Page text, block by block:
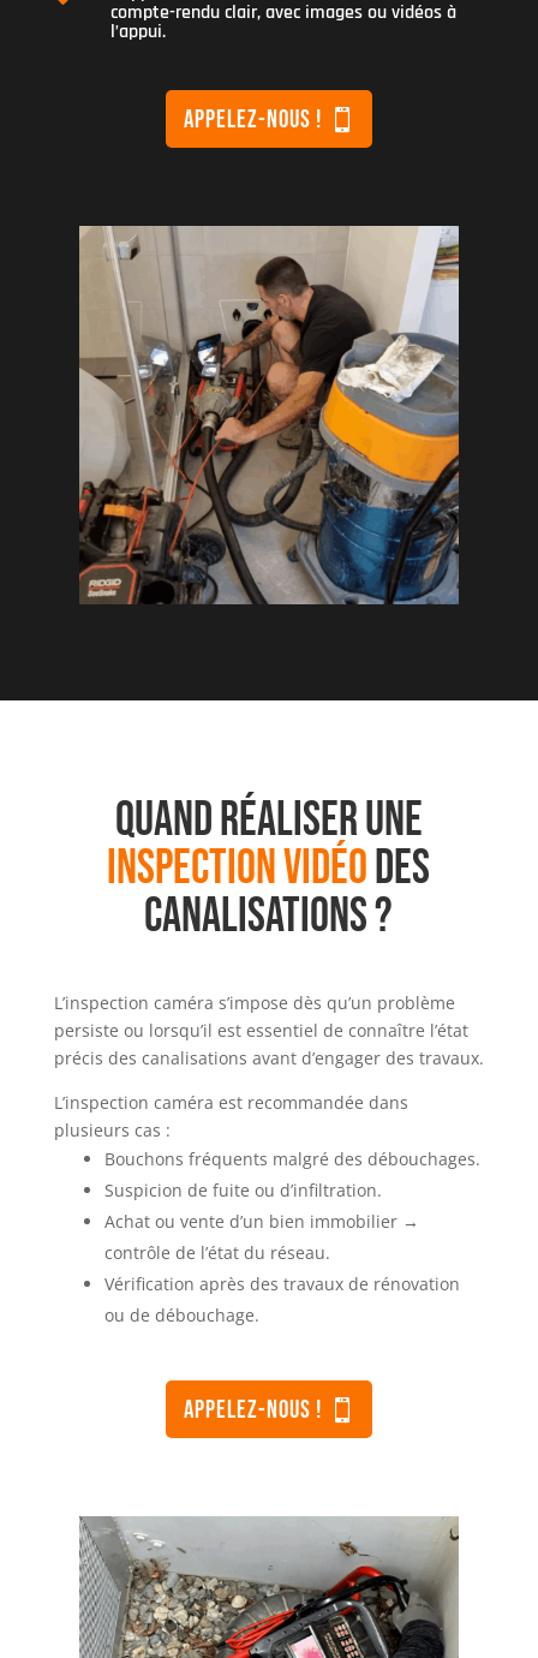
compte-rendu clair, avec images ou vidéos à
l’appui.
appeleZ-nous !
QUAND RÉALISER UNE
INSPECTION VIDÉODES
CANALISATIONS ?
L’inspection caméra s’impose dès qu’un problème
persiste ou lorsqu’il est essentiel de connaître l’état
précis des canalisations avant d’engager des travaux.
L’inspection caméra est recommandée dans
plusieurs cas :
Bouchons fréquents malgré des débouchages.
Suspicion de fuite ou d’infiltration.
Achat ou vente d’un bien immobilier →
contrôle de l’état du réseau.
Vérification après des travaux de rénovation
ou de débouchage.
appeleZ-nous !